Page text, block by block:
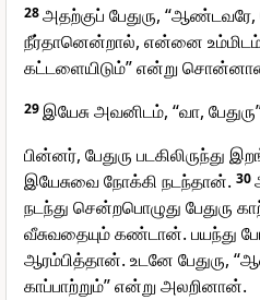
28அதற்குப் பேதுரு,
நீர்தானென்றால், என்னை
கட்டளையிடும்” என்று
29இயேசு அவனிடம், “வா,
பின்னர், பேதுரு
இயேசுவை நோக்கி நடந்தான். 30
நடந்து சென்றபொழுது பேதுரு
வீசுவதையும் கண்டான். பயந்து
ஆரம்பித்தான். உடனே
காப்பாற்றும்” என்று அலறினான்.